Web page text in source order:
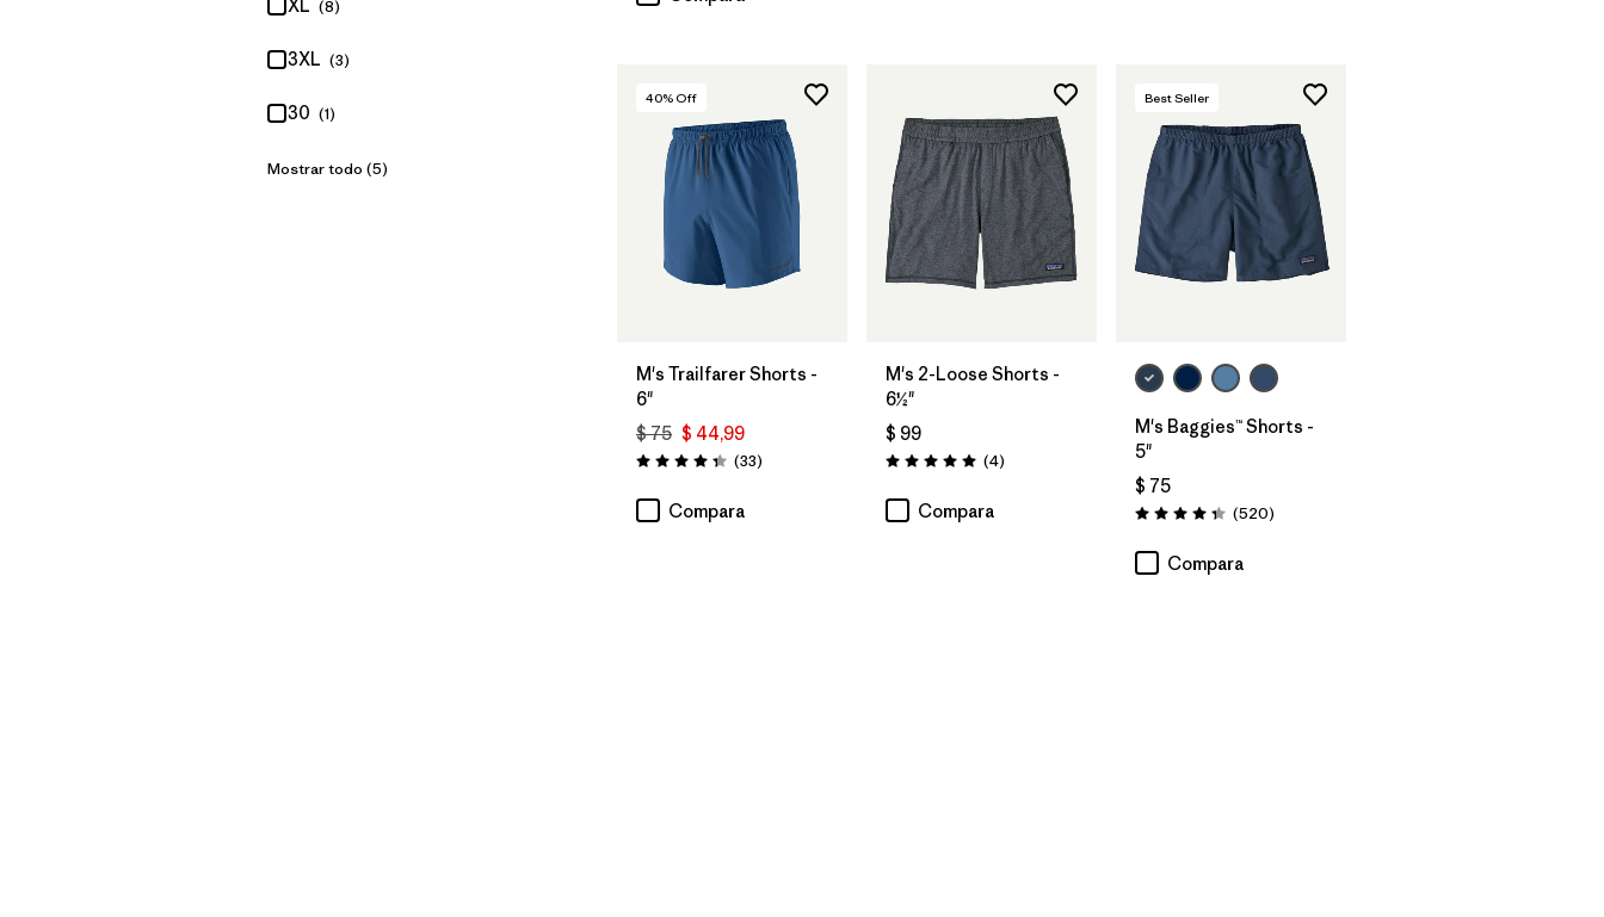
XL (8)
3XL (3)
30 (1)
Mostrar todo (5)
40% Off
M's Trailfarer Shorts -
6"
$ 75 $ 44,99
Valoración: 4.3 / 5
(33Comentarios
)
Compara
M's 2-Loose Shorts -
6½"
$ 99
Valoración: 5.0 / 5
(4Comentarios
)
Compara
Best Seller
M's Baggies™ Shorts -
5"
$ 75
Valoración: 4.4 / 5
(520Comentarios
)
Compara